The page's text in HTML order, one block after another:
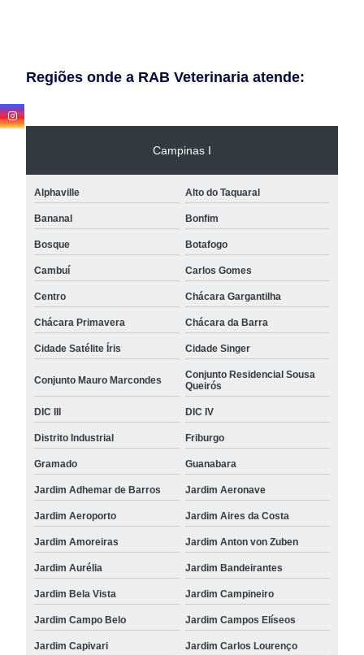
Regiões onde a RAB Veterinaria atende:
Campinas I
Alphaville Alto do Taquaral
Bananal Bonfim
Bosque Botafogo
Cambuí Carlos Gomes
Centro Chácara Gargantilha
Chácara Primavera Chácara da Barra
Cidade Satélite Íris Cidade Singer
Conjunto Mauro Marcondes
Conjunto Residencial Sousa
Queirós
DIC III DIC IV
Distrito Industrial Friburgo
Gramado Guanabara
Jardim Adhemar de Barros Jardim Aeronave
Jardim Aeroporto Jardim Aires da Costa
Jardim Amoreiras Jardim Anton von Zuben
Jardim Aurélia Jardim Bandeirantes
Jardim Bela Vista Jardim Campineiro
Jardim Campo Belo Jardim Campos Elíseos
Jardim Capivari Jardim Carlos Lourenço